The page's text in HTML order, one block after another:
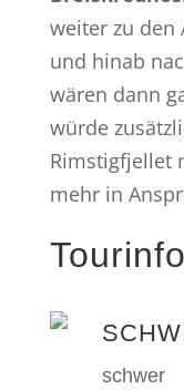
weiter zu den
und hinab
wären dann
würde
Rimstigfjellet
mehr in
Tourinfo
schwer